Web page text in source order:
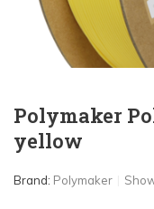
Polymaker
yellow
Brand: Polymaker